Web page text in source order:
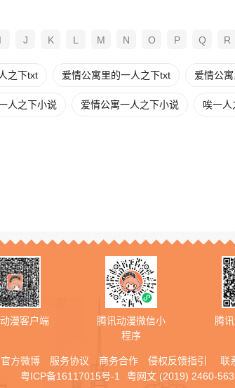
I J K L M N O P Q R
之下txt 爱情公寓里的一人之下txt 爱情公
人之下小说 爱情公寓一人之下小说 唉一人
漫客户端
腾讯动漫微信小
程序
腾
官方微博 服务协议 商务合作 侵权反馈指引 联
粤ICP备16117015号-1
粤网文 (2019) 2460-